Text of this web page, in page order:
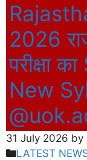
2026
परीक्षा
New
31 July 2026 by
Categories
LATEST